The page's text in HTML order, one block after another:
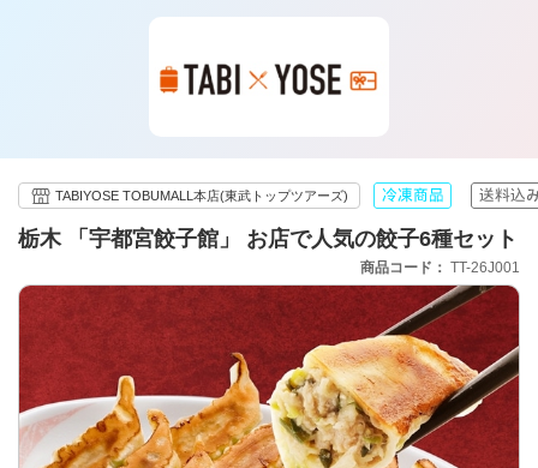
栃木 「宇都宮餃子館」 お店で人気の餃子6種セット
TABIYOSE TOBUMALL本店(東武トップツアーズ)
商品コード TT-26J001